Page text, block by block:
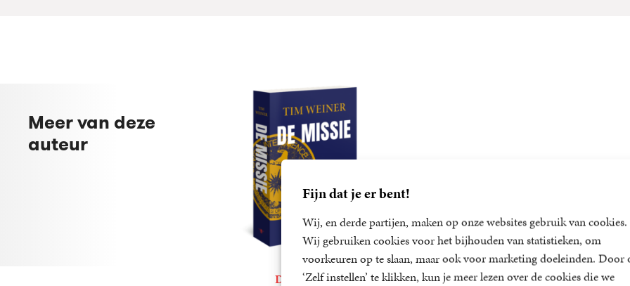
Fijn dat je er bent!
Wij, en derde partijen, maken op onze websites gebruik van cookies.
Wij gebruiken cookies voor het bijhouden van statistieken, om
voorkeuren op te slaan, maar ook voor marketing doeleinden. Door
‘Zelf instellen’ te klikken, kun je meer lezen over de cookies die we
Meer van deze
auteur
De missie